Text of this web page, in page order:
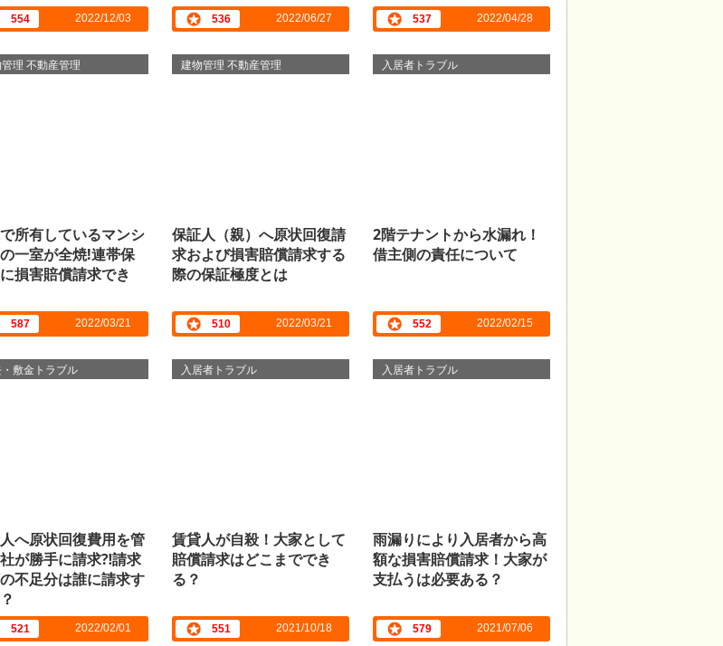
554 2022/12/03 536 2022/06/27 537 2022/04/28
理 不動産管理
所有しているマンシ
一室が全焼!連帯保
損害賠償請求でき
587 2022/03/21
建物管理 不動産管理
保証人（親）へ原状回復請
求および損害賠償請求する
際の保証極度とは
510 2022/03/21
入居者トラブル
2階テナントから水漏れ！
借主側の責任について
552 2022/02/15
敷金トラブル
へ原状回復費用を管
が勝手に請求⁈請求
不足分は誰に請求す
521 2022/02/01
入居者トラブル
賃貸人が自殺！大家として
賠償請求はどこまででき
る？
551 2021/10/18
入居者トラブル
雨漏りにより入居者から高
額な損害賠償請求！大家が
支払うは必要ある？
579 2021/07/06